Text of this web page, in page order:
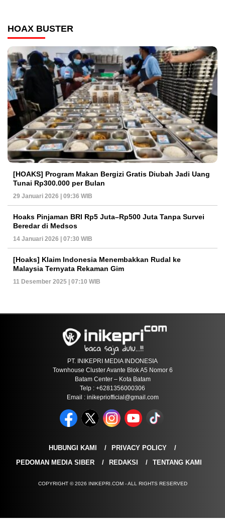
HOAX BUSTER
[HOAKS] Program Makan Bergizi Gratis Diubah Jadi Uang
Tunai Rp300.000 per Bulan
29 Januari 2026 | 09:36 WIB
Hoaks Pinjaman BRI Rp5 Juta–Rp500 Juta Tanpa Survei
Beredar di Medsos
14 Januari 2026 | 07:30 WIB
[Hoaks] Klaim Indonesia Menembakkan Rudal ke
Malaysia Ternyata Rekaman Gim
11 Desember 2025 | 07:10 WIB
PT. INIKEPRI MEDIA INDONESIA
Townhouse Cluster Avante Blok A5 Nomor 6
Batam Center – Kota Batam
Telp : +6281356000306
Email : inikepriofficial@gmail.com
HUBUNGI KAMI
PRIVACY POLICY
PEDOMAN MEDIA SIBER
REDAKSI TENTANG KAMI
COPYRIGHT © 2026 INIKEPRI.COM - ALL RIGHTS RESERVED